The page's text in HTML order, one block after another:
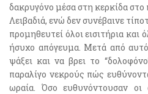
δακρυγόνο μέσα στη κερκίδα στο
Λειβαδιά, ενώ δεν συνέβαινε
προμηθευτεί όλοι εισιτήρια και
ήσυχο απόγευμα. Μετά από
ψάξει και να βρει το
παραλίγο νεκρούς πώς
ωραία. Όσο ευθυνόντουσαν